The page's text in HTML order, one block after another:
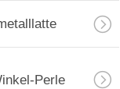
Perle